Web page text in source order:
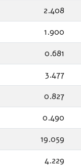
2.408
1.900
0.681
3.477
0.827
0.490
19.059
4.229